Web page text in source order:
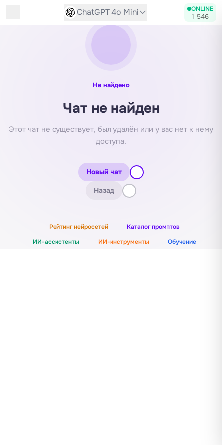
Диалог с нейросетью
ChatGPT 4o Mini ONLINE
1 546
Не найдено
Чат не найден
Этот чат не существует, был удалён или у вас нет к нему
доступа.
Новый чат
Назад
Рейтинг нейросетей
Каталог промптов
ИИ-ассистенты
ИИ-инструменты Обучение